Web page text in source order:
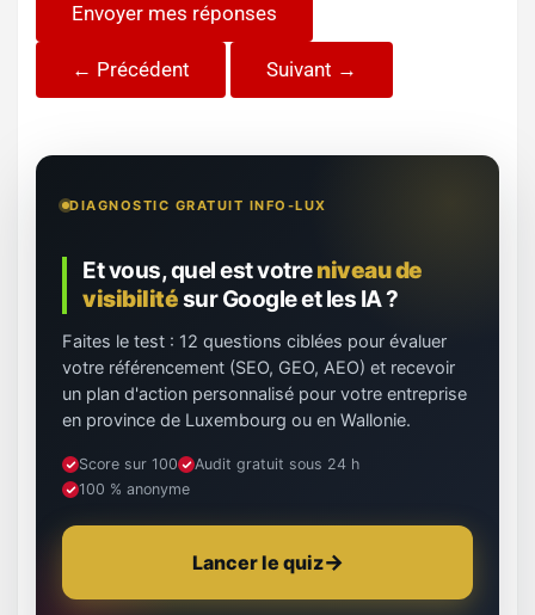
Envoyer mes réponses
← Précédent Suivant →
DIAGNOSTIC GRATUIT INFO-LUX
Et vous, quel est votreniveau de
visibilitésur Google et les IA ?
Faites le test : 12 questions ciblées pour évaluer
votre référencement (SEO, GEO, AEO) et recevoir
un plan d'action personnalisé pour votre entreprise
en province de Luxembourg ou en Wallonie.
Score sur 100
Audit gratuit sous 24 h
100 % anonyme
Lancer le quiz